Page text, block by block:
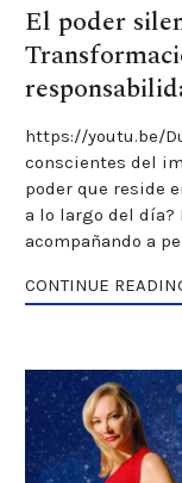
El poder
https://youtu.be/
conscientes del
poder que reside
a lo largo del día?
acompañando a
CONTINUE